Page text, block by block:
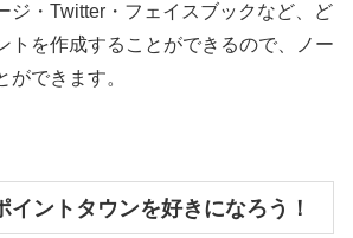
ジ・Twitter・フェイスブックなど、ど
トを作成することができるので、ノー
ができます。
イントタウンを好きになろう！